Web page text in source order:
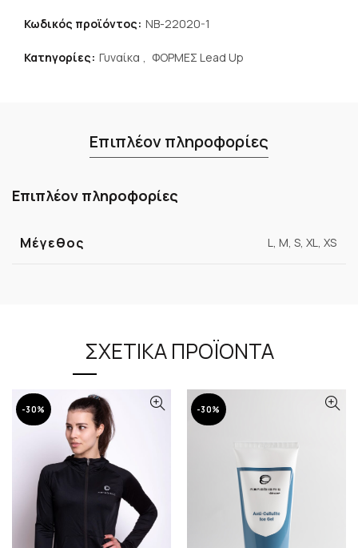
Κωδικός προϊόντος: NB-22020-1
Κατηγορίες: Γυναίκα ΦΟΡΜΕΣ Lead Up
Επιπλέον πληροφορίες
Επιπλέον πληροφορίες
Μέγεθος L, M, S, XL, XS
ΣΧΕΤΙΚΆ ΠΡΟΪΌΝΤΑ
-30% -30%